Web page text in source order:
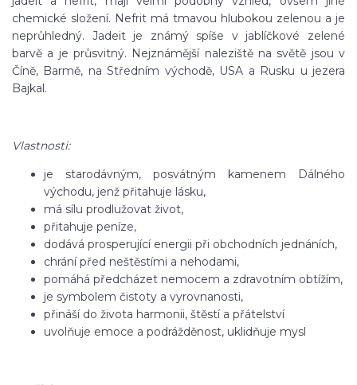
chemické složení. Nefrit má tmavou hlubokou zelenou a je
neprůhledný. Jadeit je známý spíše v jablíčkové zelené
barvě a je průsvitný. Nejznámější naleziště na světě jsou v
Číně, Barmě, na Středním východě, USA a Rusku u jezera
Bajkal.
Vlastnosti:
je starodávným, posvátným kamenem Dálného
východu, jenž přitahuje lásku,
má sílu prodlužovat život,
přitahuje peníze,
dodává prosperující energii při obchodních jednáních,
chrání před neštěstími a nehodami,
pomáhá předcházet nemocem a zdravotním obtížím,
je symbolem čistoty a vyrovnanosti,
přináší do života harmonii, štěstí a přátelství
uvolňuje emoce a podrážděnost, uklidňuje mysl